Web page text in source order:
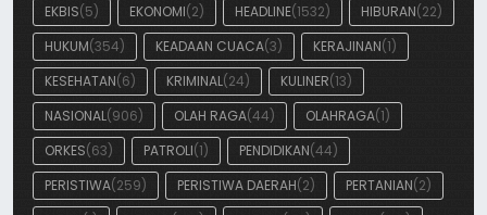
EKBIS(5) EKONOMI(2) HEADLINE(1532) HIBURAN(22)
HUKUM(354) KEADAAN CUACA(3) KERAJINAN(1)
KESEHATAN(6) KRIMINAL(24) KULINER(13)
NASIONAL(906) OLAH RAGA(44) OLAHRAGA(1)
ORKES(63) PATROLI(1) PENDIDIKAN(44)
PERISTIWA(259) PERISTIWA DAERAH(2) PERTANIAN(2)